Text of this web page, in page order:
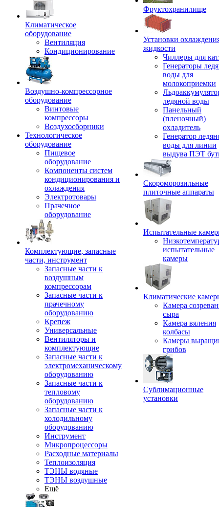
Климатическое
оборудование
Вентиляция
Кондиционирование
Воздушно-компрессорное
оборудование
Винтовые
компрессоры
Воздухосборники
Технологическое
оборудование
Пищевое
оборудование
Компоненты систем
кондиционирования и
охлаждения
Электротовары
Прачечное
оборудование
Комплектующие, запасные
части, инструмент
Запасные части к
воздушным
компрессорам
Запасные части к
прачечному
оборудованию
Крепеж
Универсальные
Вентиляторы и
комплектующие
Запасные части к
электромеханическому
оборудованию
Запасные части к
тепловому
оборудованию
Запасные части к
холодильному
оборудованию
Инструмент
Микропроцессоры
Расходные материалы
Теплоизоляция
ТЭНЫ водяные
ТЭНЫ воздушные
Ещё
Фруктохранилище
Установки
жидкости
Чиллеры для
Генераторы
воды для
молокоприемки
ледяной воды
Панельный
(пленочный)
охладитель
Генератор
воды для линии
выдува ПЭТ
Скороморозильные
плиточные аппараты
Испытательные
испытательные
камеры
Климатические
Камера
сыра
Камера вяления
колбасы
Камеры
грибов
Сублимационные
установки